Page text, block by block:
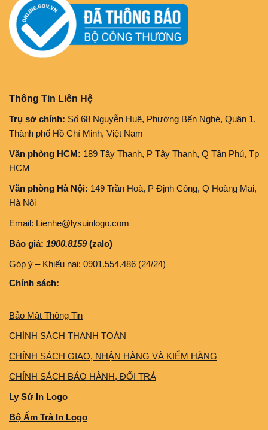
Thông Tin Liên Hệ
Trụ sở chính: Số 68 Nguyễn Huệ, Phường Bến Nghé, Quận 1,
Thành phố Hồ Chí Minh, Việt Nam
Văn phòng HCM: 189 Tây Thạnh, P Tây Thạnh, Q Tân Phú, Tp
HCM
Văn phòng Hà Nội: 149 Trần Hoà, P Định Công, Q Hoàng Mai,
Hà Nội
Email: Lienhe@lysuinlogo.com
Báo giá: 1900.8159(zalo)
Góp ý – Khiếu nại: 0901.554.486 (24/24)
Chính sách:
Bảo Mật Thông Tin
CHÍNH SÁCH THANH TOÁN
CHÍNH SÁCH GIAO, NHẬN HÀNG VÀ KIỂM HÀNG
CHÍNH SÁCH BẢO HÀNH, ĐỔI TRẢ
Ly Sứ In Logo
Bộ Ấm Trà In Logo